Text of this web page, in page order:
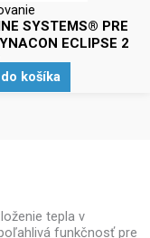
SYSTEMS® PRE
ECLIPSE 2
košíka
tepla v
funkčnosť pre